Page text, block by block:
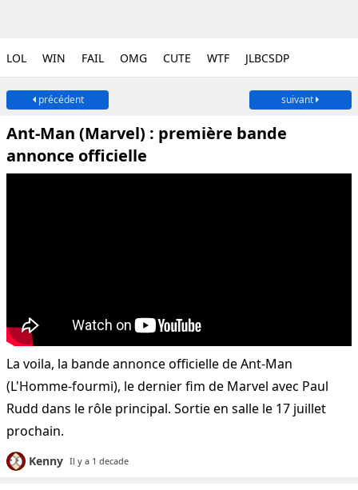
LOL WIN FAIL OMG CUTE WTF JLBCSDP
précédent suivant
Ant-Man (Marvel) : première bande
annonce officielle
La voila, la bande annonce officielle de Ant-Man
(L'Homme-fourmi), le dernier fim de Marvel avec Paul
Rudd dans le rôle principal. Sortie en salle le 17 juillet
prochain.
Kenny Il y a 1 decade